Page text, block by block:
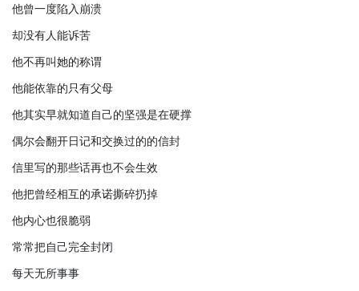
他曾一度陷入崩溃
却没有人能诉苦
他不再叫她的称谓
他能依靠的只有父母
他其实早就知道自己的坚强是在硬撑
偶尔会翻开日记和交换过的的信封
信里写的那些话再也不会生效
他把曾经相互的承诺撕碎扔掉
他内心也很脆弱
常常把自己完全封闭
每天无所事事